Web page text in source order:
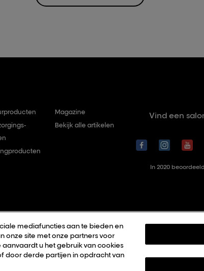
Magazine
Bekijk alle artikelen
Vind een
In 2020
mediafuncties aan te bieden en
onze site met onze partners voor
u het gebruik van cookies
door derde partijen in opdracht van